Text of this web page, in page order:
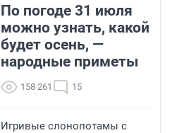
По погоде 31 июля
можно узнать, какой
будет осень, —
народные приметы
158 261 15
Игривые слонопотамы с